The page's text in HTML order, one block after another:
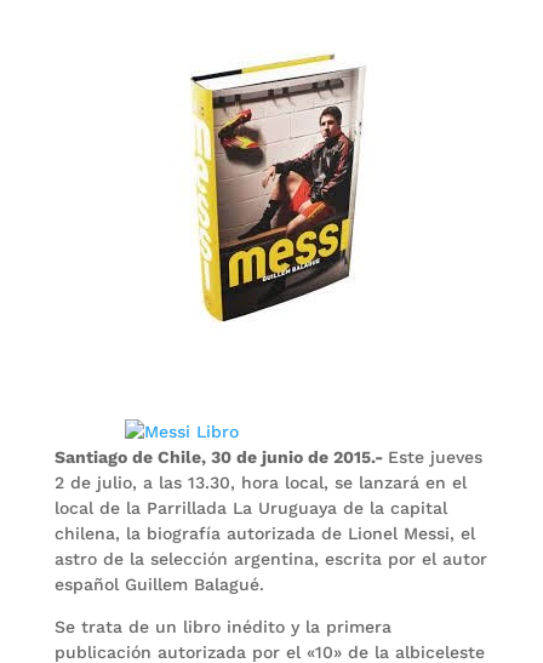
Santiago de Chile, 30 de junio de 2015.- Este jueves
2 de julio, a las 13.30, hora local, se lanzará en el
local de la Parrillada La Uruguaya de la capital
chilena, la biografía autorizada de Lionel Messi, el
astro de la selección argentina, escrita por el autor
español Guillem Balagué.
Se trata de un libro inédito y la primera
publicación autorizada por el «10» de la albiceleste